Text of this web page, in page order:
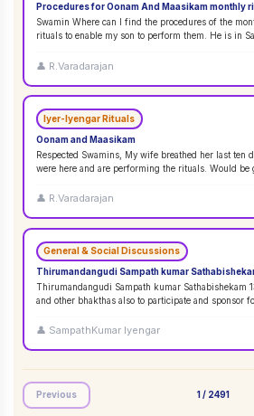
Procedures for Oonam And Maasikam monthly
Swamin Where can I find the procedures of the
rituals to enable my son to perform them. He is in
👤 R.Varadarajan
Iyer-Iyengar Rituals
Oonam and Maasikam
Respected Swamins, ​​​​​​My wife breathed her last ten
were here and are performing the rituals. Would be
👤 R.Varadarajan
General & Social Discussions
Thirumandangudi Sampath kumar
Thirumandangudi Sampath kumar Sathabishekam 13-Oct-
and other bhakthas also to participate and sponsor
👤 SampathKumar Iyengar
Previous 1 / 2491